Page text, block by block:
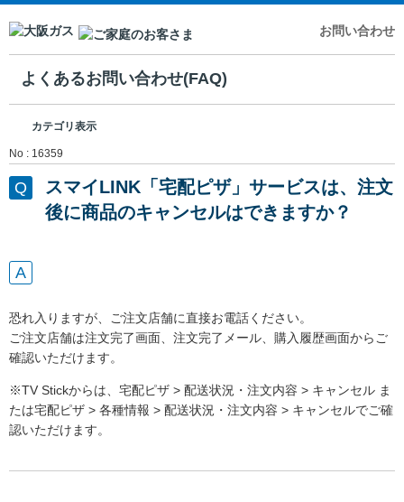
お問い合わせ
よくあるお問い合わせ(FAQ)
カテゴリ表示
No : 16359
スマイLINK「宅配ピザ」サービスは、注文
後に商品のキャンセルはできますか？
恐れ入りますが、ご注文店舗に直接お電話ください。
ご注文店舗は注文完了画面、注文完了メール、購入履歴画面からご
確認いただけます。
※TV Stickからは、宅配ピザ > 配送状況・注文内容 > キャンセル ま
たは宅配ピザ > 各種情報 > 配送状況・注文内容 > キャンセルでご確
認いただけます。